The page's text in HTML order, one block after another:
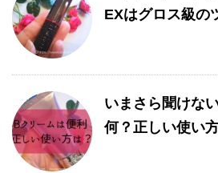
EXはグロス級の
いまさら聞けな
何？正しい使い